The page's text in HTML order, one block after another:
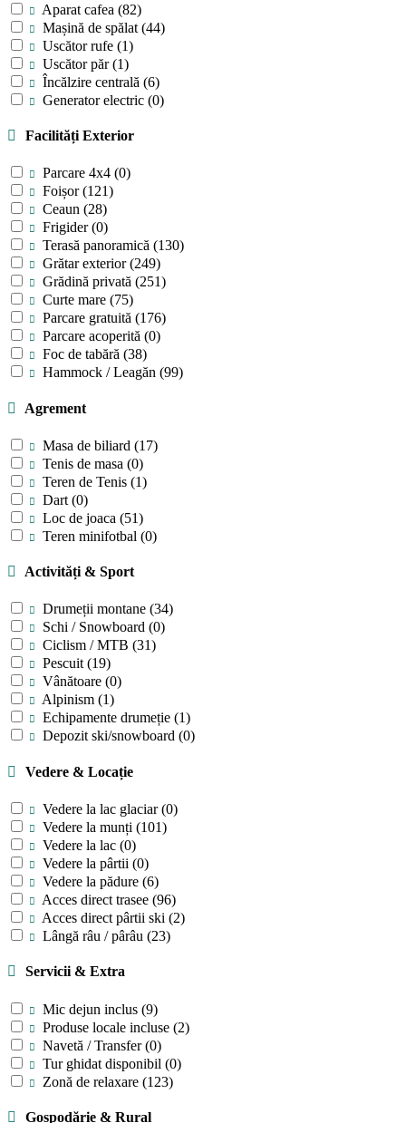
Aparat cafea (82)
Mașină de spălat (44)
Uscător rufe (1)
Uscător păr(1)
Încălzire centrală (6)
Generator electric (0)
Facilități Exterior
Parcare 4x4 (0)
Foișor(121)
Ceaun (28)
Frigider(0)
Terasă panoramică (130)
Grătar exterior(249)
Grădină privată (251)
Curte mare (75)
Parcare gratuită (176)
Parcare acoperită (0)
Foc de tabără (38)
Hammock / Leagăn (99)
Agrement
Masa de biliard (17)
Tenis de masa (0)
Teren de Tenis (1)
Dart (0)
Loc de joaca (51)
Teren minifotbal (0)
Activități & Sport
Drumeții montane (34)
Schi / Snowboard (0)
Ciclism / MTB (31)
Pescuit(19)
Vânătoare (0)
Alpinism (1)
Echipamente drumeție (1)
Depozit ski/snowboard (0)
Vedere & Locație
Vedere la lac glaciar(0)
Vedere la munți (101)
Vedere la lac (0)
Vedere la pârtii (0)
Vedere la pădure (6)
Acces direct trasee (96)
Acces direct pârtii ski (2)
Lângă râu / pârâu (23)
Servicii & Extra
Mic dejun inclus (9)
Produse locale incluse (2)
Navetă / Transfer(0)
Tur ghidat disponibil (0)
Zonă de relaxare (123)
Gospodărie & Rural